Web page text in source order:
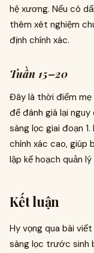
hệ xương. Nếu có
thêm xét nghiệm
định chính xác.
Tuần 15–20
Đây là thời điểm
để đánh giá lại
sàng lọc giai đoạn
chính xác cao, giúp
lập kế hoạch quản
Kết luận
Hy vọng qua bài
sàng lọc trước sinh